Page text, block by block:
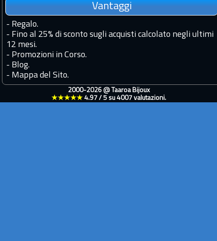
Vantaggi
- Regalo.
- Fino al 25% di sconto sugli acquisti calcolato negli ultimi
12 mesi.
- Promozioni in Corso.
- Blog.
- Mappa del Sito.
2000-2026 @ Taaroa Bijoux
★★★★★ 4.97/ 5su 4007valutazioni.